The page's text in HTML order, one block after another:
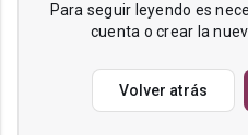
Para seguir leyendo es
cuenta o crear la
Volver atrás